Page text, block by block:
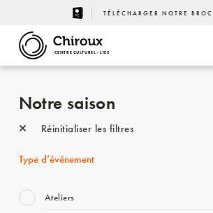
TÉLÉCHARGER NOTRE
CENTRE CULTUREL - LIÈGE
Notre saison
Réinitialiser les filtres
Type d’événement
Ateliers